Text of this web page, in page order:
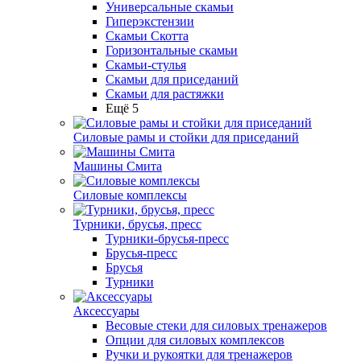
Универсальные скамьи
Гиперэкстензии
Скамьи Скотта
Горизонтальные скамьи
Скамьи-стулья
Скамьи для приседаний
Скамьи для растяжки
Ещё 5
Силовые рамы и стойки для приседаний
Машины Смита
Силовые комплексы
Турники, брусья, пресс
Турники-брусья-пресс
Брусья-пресс
Брусья
Турники
Аксессуары
Весовые стеки для силовых тренажеров
Опции для силовых комплексов
Ручки и рукоятки для тренажеров